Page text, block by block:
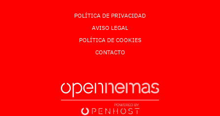
POLÍTICA DE PRIVACIDAD
AVISO LEGAL
POLÍTICA DE COOKIES
CONTACTO